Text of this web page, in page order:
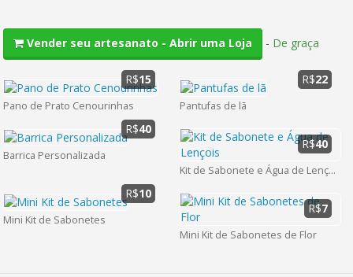
Vender seu artesanato - Abrir uma Loja - De graça
Pano de Prato Cenourinhas
R$15
Pantufas de lã
R$22
Barrica Personalizada
R$40
Kit de Sabonete e Água de Lençois
R$40
Mini Kit de Sabonetes
R$10
Mini Kit de Sabonetes de Flor
R$7